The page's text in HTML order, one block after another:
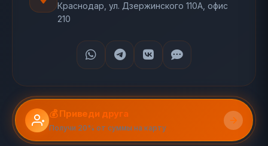
Краснодар, ул. Дзержинского 110А, офис
210
💰 Приведи друга
Получи 20% от суммы на карту